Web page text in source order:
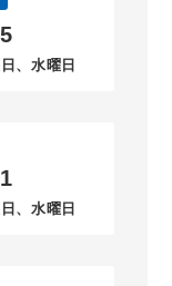
、水曜日
、水曜日